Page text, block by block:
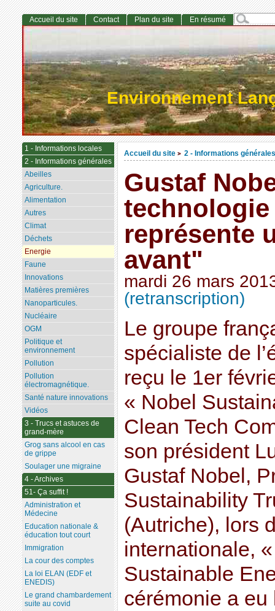
Environnement
Accueil du site > 2 - Informations générales
Gustaf
technologie
représente
avant"
mardi 26 mars
(retranscription)
Le groupe
spécialiste de
reçu le 1er
« Nobel
Clean Tech
son président
Gustaf Nobel,
Sustainability
(Autriche), lors
internationale,
Sustainable
cérémonie a
Accueil du site Contact Plan du site En résumé
1 - Informations locales
2 - Informations générales
Abeilles
Agriculture.
Alimentation
Autres
Climat
Déchets
Energie
Faune
Innovations
Matières premières
Nanoparticules.
Nucléaire
OGM
Politique et
environnement
Pollution
Pollution
électromagnétique.
Santé nature innovations
Vidéos
3 - Trucs et astuces de
grand-mère
Grog sans alcool en cas
de grippe
Soulager une migraine
4 - Archives
51- Ça suffit !
Administration et
Médecine
Education nationale &
éducation tout court
Immigration
La cour des comptes
La loi ELAN (EDF et
ENEDIS)
Le grand chambardement
suite au covid